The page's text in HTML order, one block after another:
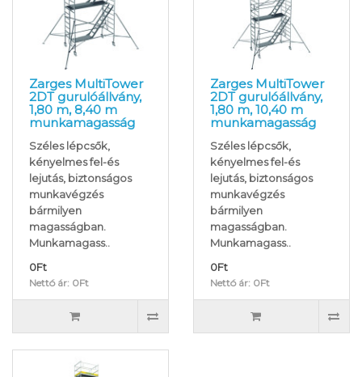
Zarges MultiTower
2DT gurulóállvány,
1,80 m, 8,40 m
munkamagasság
Széles lépcsők,
kényelmes fel-és
lejutás, biztonságos
munkavégzés
bármilyen
magasságban.
Munkamagass..
0Ft
Nettó ár: 0Ft
Zarges MultiTower
2DT gurulóállvány,
1,80 m, 10,40 m
munkamagasság
Széles lépcsők,
kényelmes fel-és
lejutás, biztonságos
munkavégzés
bármilyen
magasságban.
Munkamagass..
0Ft
Nettó ár: 0Ft